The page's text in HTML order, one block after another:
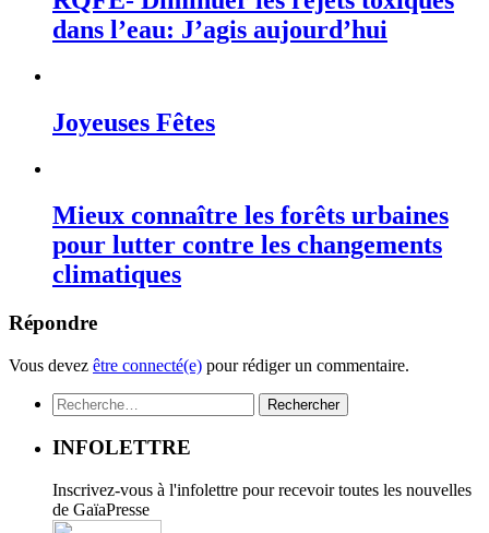
dans l’eau: J’agis aujourd’hui
Joyeuses Fêtes
Mieux connaître les forêts urbaines
pour lutter contre les changements
climatiques
Répondre
Vous devez être connecté(e) pour rédiger un commentaire.
Rechercher :
INFOLETTRE
Inscrivez-vous à l'infolettre pour recevoir toutes les nouvelles
de GaïaPresse